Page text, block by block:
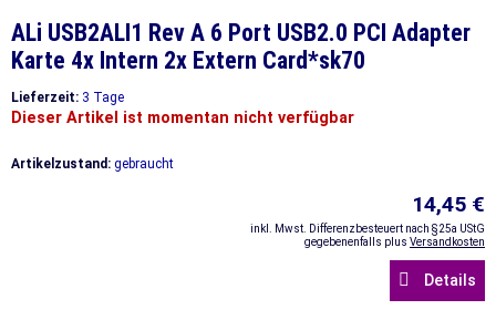
ALi USB2ALI1 Rev A 6 Port USB2.0 PCI Adapter
Karte 4x Intern 2x Extern Card*sk70
Lieferzeit: 3 Tage
Dieser Artikel ist momentan nicht verfügbar
Artikelzustand: gebraucht
14,45 €
inkl. Mwst. Differenzbesteuert nach §25a UStG
gegebenenfalls plus Versandkosten
Details